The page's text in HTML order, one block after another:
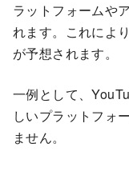
ラットフォームや
れます。これによ
が予想されます。
一例として、
しいプラットフォ
ません。